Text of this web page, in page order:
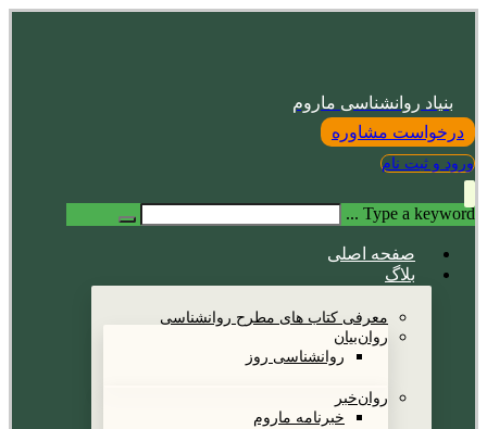
بنیاد روانشناسی ماروم
درخواست مشاوره
ورود و ثبت نام
Type a keyword ...
صفحه اصلی
بلاگ
معرفی کتاب های مطرح روانشناسی
روان‌بیان
روانشناسی روز
روان‌خبر
خبرنامه ماروم